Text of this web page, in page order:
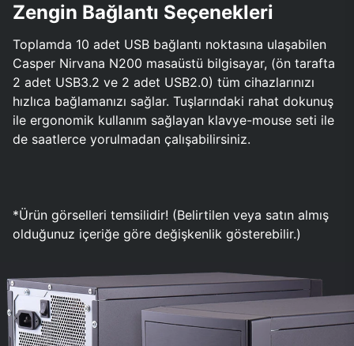
Zengin Bağlantı Seçenekleri
Toplamda 10 adet USB bağlantı noktasına ulaşabilen
Casper Nirvana N200 masaüstü bilgisayar, (ön tarafta
2 adet USB3.2 ve 2 adet USB2.0) tüm cihazlarınızı
hızlıca bağlamanızı sağlar. Tuşlarındaki rahat dokunuş
ile ergonomik kullanım sağlayan klavye-mouse seti ile
de saatlerce yorulmadan çalışabilirsiniz.
*Ürün görselleri temsilidir! (Belirtilen veya satın almış
olduğunuz içeriğe göre değişkenlik gösterebilir.)